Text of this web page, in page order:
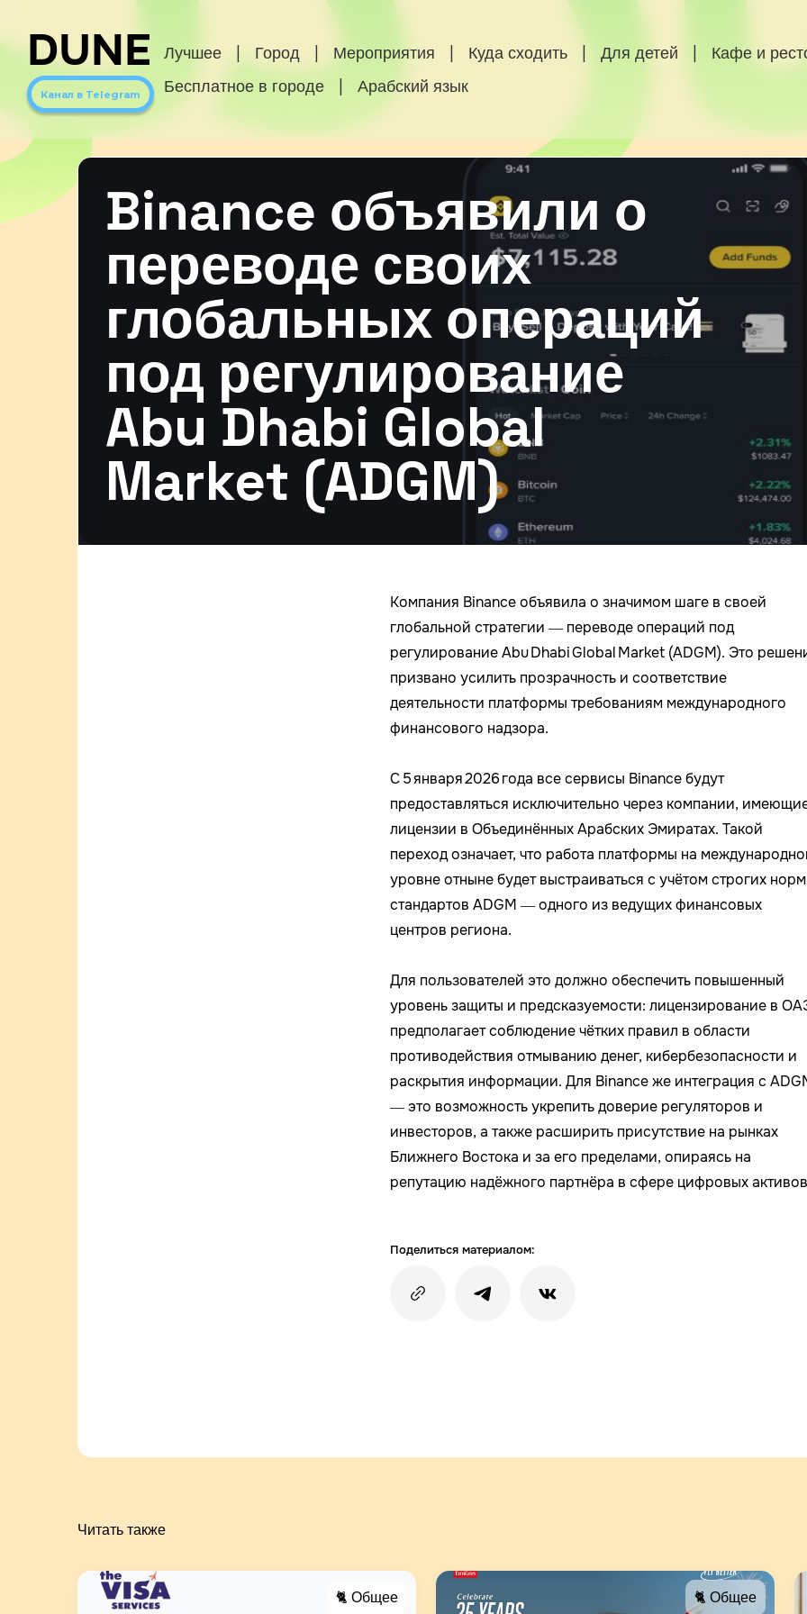
DUNE
Канал в Telegram
Лучшее Город Мероприятия Куда сходить Для детей
Кафе и
Бесплатное в городе
Арабский язык
Binance объявили о
переводе своих
глобальных операций
под регулирование
Abu Dhabi Global
Market (ADGM)
Компания Binance объявила о значимом шаге в своей
глобальной стратегии — переводе операций под
регулирование Abu Dhabi Global Market (ADGM). Это
призвано усилить прозрачность и соответствие
деятельности платформы требованиям международного
финансового надзора.
С 5 января 2026 года все сервисы Binance будут
предоставляться исключительно через компании,
лицензии в Объединённых Арабских Эмиратах. Такой
переход означает, что работа платформы на
уровне отныне будет выстраиваться с учётом строгих
стандартов ADGM — одного из ведущих финансовых
центров региона.
Для пользователей это должно обеспечить повышенный
уровень защиты и предсказуемости: лицензирование в
предполагает соблюдение чётких правил в области
противодействия отмыванию денег, кибербезопасности и
раскрытия информации. Для Binance же интеграция с
— это возможность укрепить доверие регуляторов и
инвесторов, а также расширить присутствие на рынках
Ближнего Востока и за его пределами, опираясь на
репутацию надёжного партнёра в сфере цифровых
Поделиться материалом:
Читать также
🐈 Общее 🐈 Общее